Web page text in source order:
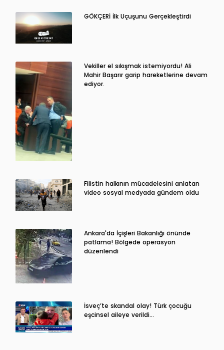
GÖKÇERİ İlk Uçuşunu Gerçekleştirdi
Vekiller el sıkışmak istemiyordu! Ali
Mahir Başarır garip hareketlerine devam
ediyor.
Filistin halkının mücadelesini anlatan
video sosyal medyada gündem oldu
Ankara'da İçişleri Bakanlığı önünde
patlama! Bölgede operasyon
düzenlendi
İsveç’te skandal olay! Türk çocuğu
eşcinsel aileye verildi…